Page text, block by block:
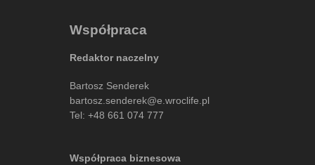
Współpraca
Redaktor naczelny
Bartosz Senderek
bartosz.senderek@e.wroclife.pl
Tel: +48 661 074 777
Współpraca biznesowa